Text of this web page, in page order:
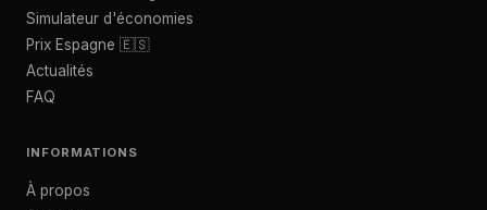
Simulateur d'économies
Prix Espagne 🇪🇸
Actualités
FAQ
INFORMATIONS
À propos